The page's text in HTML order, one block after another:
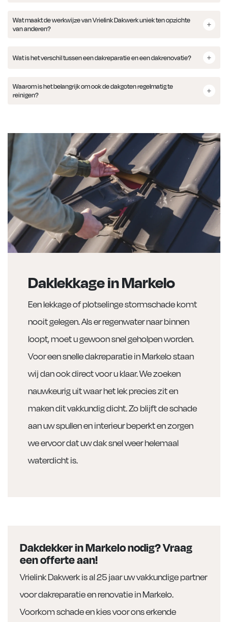
Wat maakt de werkwijze van Vrielink Dakwerk uniek ten opzichte
van anderen?
Wat is het verschil tussen een dakreparatie en een dakrenovatie?
Waarom is het belangrijk om ook de dakgoten regelmatig te
reinigen?
Daklekkage in Markelo
Een lekkage of plotselinge stormschade komt
nooit gelegen. Als er regenwater naar binnen
loopt, moet u gewoon snel geholpen worden.
Voor een snelle dakreparatie in Markelo staan
wij dan ook direct voor u klaar. We zoeken
nauwkeurig uit waar het lek precies zit en
maken dit vakkundig dicht. Zo blijft de schade
aan uw spullen en interieur beperkt en zorgen
we ervoor dat uw dak snel weer helemaal
waterdicht is.
Dakdekker in Markelo nodig? Vraag
een offerte aan!
Vrielink Dakwerk is al 25 jaar uw vakkundige partner
voor dakreparatie en renovatie in Markelo.
Voorkom schade en kies voor ons erkende